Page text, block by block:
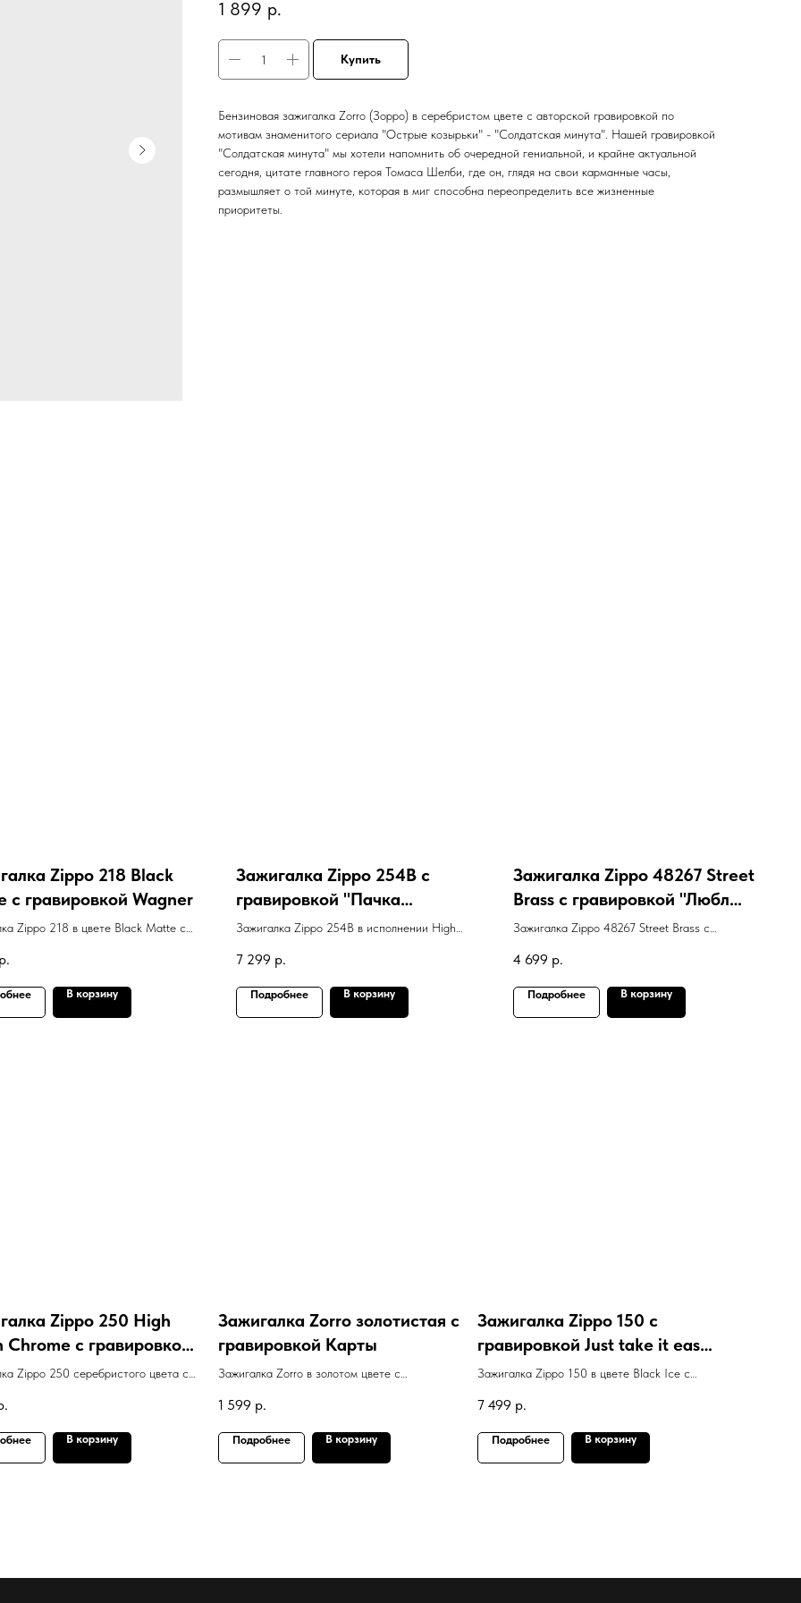
1 899 р.
Купить
Бензиновая зажигалка Zorro (Зорро) в серебристом цвете с авторской гравировкой по
мотивам знаменитого сериала "Острые козырьки" - "Солдатская минута". Нашей гравировкой
"Солдатская минута" мы хотели напомнить об очередной гениальной, и крайне актуальной
сегодня, цитате главного героя Томаса Шелби, где он, глядя на свои карманные часы,
размышляет о той минуте, которая в миг способна переопределить все жизненные
приоритеты.
Zippo 218 Black
с гравировкой Wagner
Zippo 218 в цвете Black Matte с
р.
В корзину
Зажигалка Zippo 254B с
гравировкой "Пачка
Marlboro"
Зажигалка Zippo 254B в исполнении High
сигарет марки Marlboro
7 299 р.
Подробнее В корзину
Зажигалка Zippo 48267 Street
Brass с гравировкой "Люблю
тебя"
Зажигалка Zippo 48267 Street Brass с
4 699 р.
Подробнее В корзину
Zippo 250 High
Chrome с гравировкой
Zippo 250 серебристого цвета с
В корзину
Зажигалка Zorro золотистая с
гравировкой Карты
Зажигалка Zorro в золотом цвете с
1 599 р.
Подробнее В корзину
Зажигалка Zippo 150 с
гравировкой Just take it easy
man
Зажигалка Zippo 150 в цвете Black Ice с
7 499 р.
Подробнее В корзину